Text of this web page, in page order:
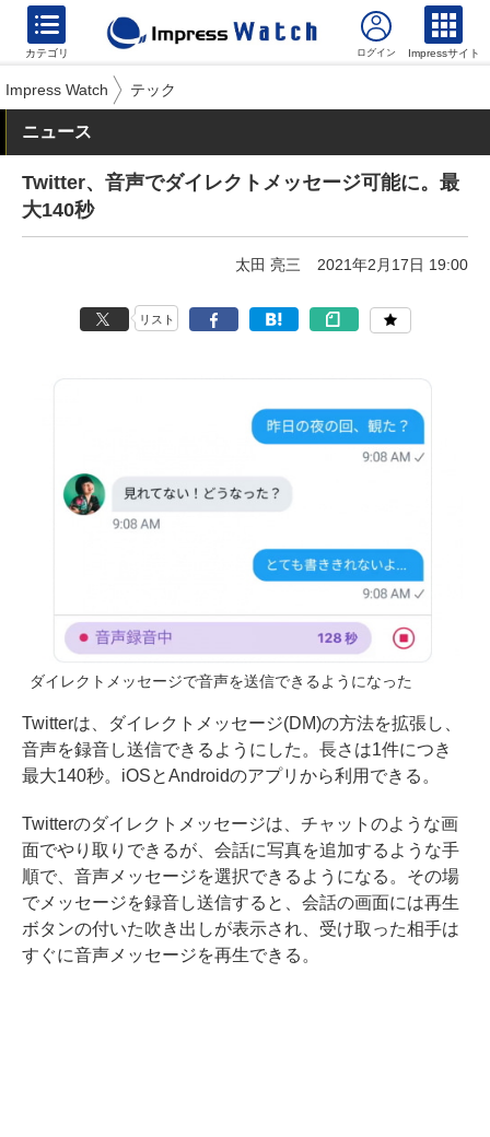
カテゴリ Impressサイト
Impress Watch テック
ニュース
Twitter、音声でダイレクトメッセージ可能に。最
大140秒
太田 亮三 2021年2月17日 19:00
リスト
ダイレクトメッセージで音声を送信できるようになった
Twitterは、ダイレクトメッセージ(DM)の方法を拡張し、
音声を録音し送信できるようにした。長さは1件につき
最大140秒。iOSとAndroidのアプリから利用できる。
Twitterのダイレクトメッセージは、チャットのような画
面でやり取りできるが、会話に写真を追加するような手
順で、音声メッセージを選択できるようになる。その場
でメッセージを録音し送信すると、会話の画面には再生
ボタンの付いた吹き出しが表示され、受け取った相手は
すぐに音声メッセージを再生できる。